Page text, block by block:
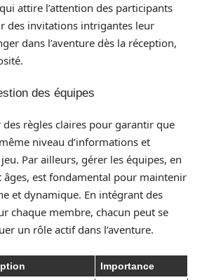
attire l’attention des participants
des invitations intrigantes leur
dans l’aventure dès la réception,
des équipes
des règles claires pour garantir que
niveau d’informations et
Par ailleurs, gérer les équipes, en
est fondamental pour maintenir
et dynamique. En intégrant des
chaque membre, chacun peut se
un rôle actif dans l’aventure.
Importance